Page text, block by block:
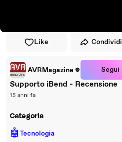
Like Condividi
AVRMagazine Segui
Supporto iBend - Recensione
15 anni fa
Categoria
🤖Tecnologia